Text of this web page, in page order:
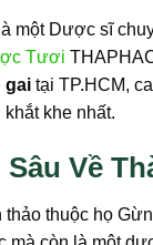
một Dược sĩ
Tươi
gai tại TP.HCM,
khe nhất.
Về
thảo thuộc họ